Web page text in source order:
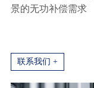
景的无功补偿需求
联系我们 +